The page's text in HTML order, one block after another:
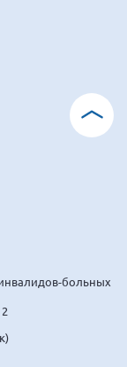
больных